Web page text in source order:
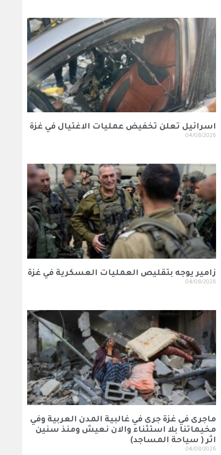
اسرائيل تعلن تخفيض عمليات الاغتيال في غزة
04/08/2026
زامير يوجه بتقليص العمليات العسكرية في غزة
04/08/2026
ماجرى في غزة جرى في غالبية المدن العربية وفي
مخيماتنا بلا استثناء والان نعيش ومنذ سنين
اثر ( سياحة المساجد)
04/08/2026